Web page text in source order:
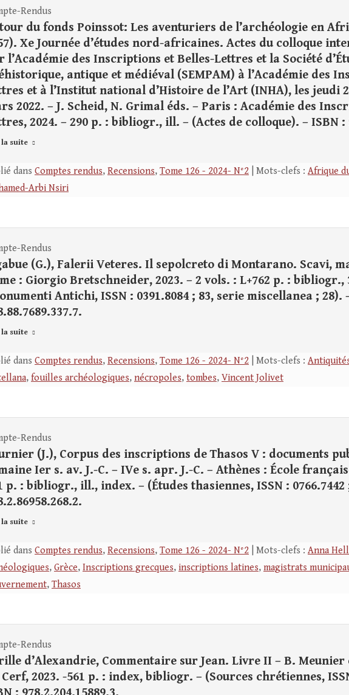
Rendus
du fonds Poinssot: Les aventuriers de l’archéologie en
Xe Journée d’études nord-africaines. Actes du colloque
l’Académie des Inscriptions et Belles-Lettres et la Société
antique et médiéval (SEMPAM) à l’Académie des
et à l’Institut national d’Histoire de l’Art (INHA), les jeudi
2022. – J. Scheid, N. Grimal éds. – Paris : Académie des
2024. – 290 p. : bibliogr., ill. – (Actes de colloque). – ISBN :
suite
dans Comptes rendus, Recensions, Tome 126 - 2024- N°2 | Mots-clefs : Afrique
Arbi Nsiri
Rendus
(G.), Falerii Veteres. Il sepolcreto di Montarano. Scavi,
: Giorgio Bretschneider, 2023. – 2 vols. : L+762 p. :
Antichi, ISSN : 0391.8084 ; 83, serie miscellanea ; 28).
suite
dans Comptes rendus, Recensions, Tome 126 - 2024- N°2 | Mots-clefs :
, fouilles archéologiques, nécropoles, tombes, Vincent Jolivet
Rendus
(J.), Corpus des inscriptions de Thasos V : documents
Ier s. av. J.-C. – IVe s. apr. J.-C. – Athènes : École
p. : bibliogr., ill., index. – (Études thasiennes, ISSN : 0766.7442
suite
dans Comptes rendus, Recensions, Tome 126 - 2024- N°2 | Mots-clefs : Anna
, Grèce, Inscriptions grecques, inscriptions latines, magistrats
, Thasos
Rendus
d’Alexandrie, Commentaire sur Jean. Livre II – B. Meunier
2023. -561 p. : index, bibliogr. – (Sources chrétiennes,